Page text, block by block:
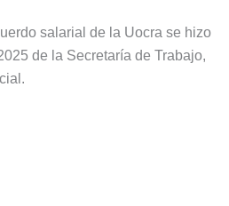
salarial de la Uocra se hizo
de la Secretaría de Trabajo,